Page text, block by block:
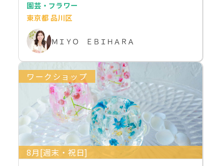
園芸・フラワー
東京都 品川区
ＭＩＹＯ ＥＢＩＨＡＲＡ
ワークショップ
8月[週末・祝日]